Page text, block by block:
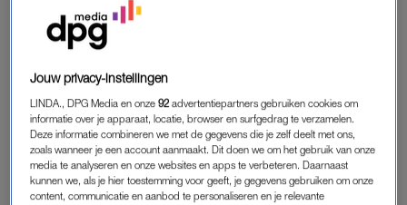
tijdelijk gedag en checken bij zichzelf – en elkaar – in.
Het thema van deze week is jawel, sterrenkijken. En
Marc-Marie en Isa filosoferen over sterrenbeelden,
buitenaards leven en de wetenschap.
Jouw privacy-instellingen
LINDA., DPG Media en onze92 advertentiepartners gebruiken cookies om
informatie over je apparaat, locatie, browser en surfgedrag te verzamelen.
Deze informatie combineren we met de gegevens die je zelf deelt met ons,
zoals wanneer je een account aanmaakt. Dit doen we om het gebruik van onze
media te analyseren en onze websites en apps te verbeteren. Daarnaast
kunnen we, als je hier toestemming voor geeft, je gegevens gebruiken om onze
content, communicatie en aanbod te personaliseren en je relevante